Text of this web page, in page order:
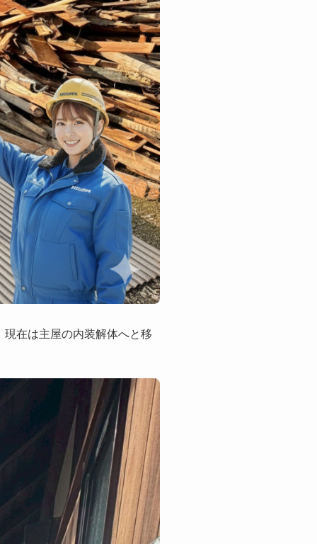
在は主屋の内装解体へと移